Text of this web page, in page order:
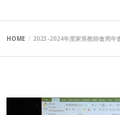
HOME 2023-2024年度家長教師會周年